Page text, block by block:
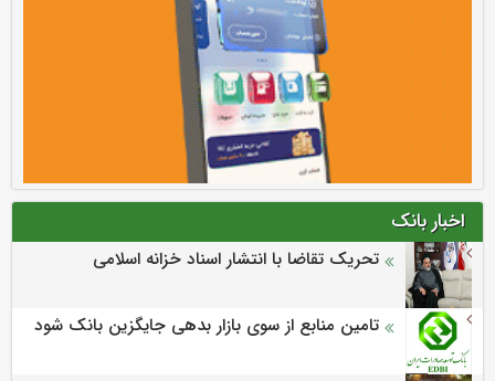
اخبار بانک
تحریک تقاضا با انتشار اسناد خزانه اسلامی
تامین منابع از سوی بازار بدهی جایگزین بانک شود